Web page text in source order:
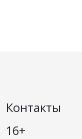
Контакты
16+